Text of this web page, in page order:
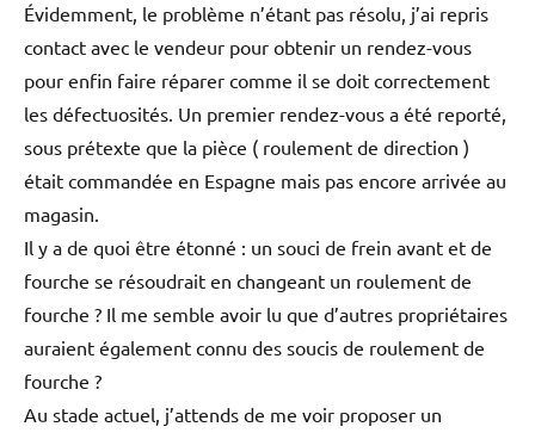
Évidemment, le problème n’étant pas résolu, j’ai repris
contact avec le vendeur pour obtenir un rendez-vous
pour enfin faire réparer comme il se doit correctement
les défectuosités. Un premier rendez-vous a été reporté,
sous prétexte que la pièce ( roulement de direction )
était commandée en Espagne mais pas encore arrivée au
magasin.
Il y a de quoi être étonné : un souci de frein avant et de
fourche se résoudrait en changeant un roulement de
fourche ? Il me semble avoir lu que d’autres propriétaires
auraient également connu des soucis de roulement de
fourche ?
Au stade actuel, j’attends de me voir proposer un